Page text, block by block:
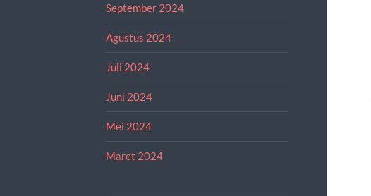
September 2024
Agustus 2024
Juli 2024
Juni 2024
Mei 2024
Maret 2024